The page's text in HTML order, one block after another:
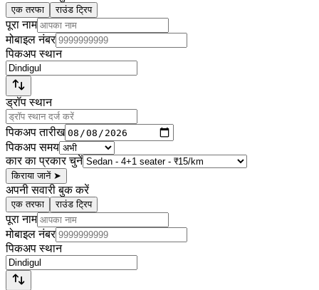
एक तरफा राउंड ट्रिप
पूरा नाम
मोबाइल नंबर
पिकअप स्थान
ड्रॉप स्थान
पिकअप तारीख
पिकअप समय
कार का प्रकार चुनें
किराया जानें➤
अपनी सवारी बुक करें
एक तरफा राउंड ट्रिप
पूरा नाम
मोबाइल नंबर
पिकअप स्थान